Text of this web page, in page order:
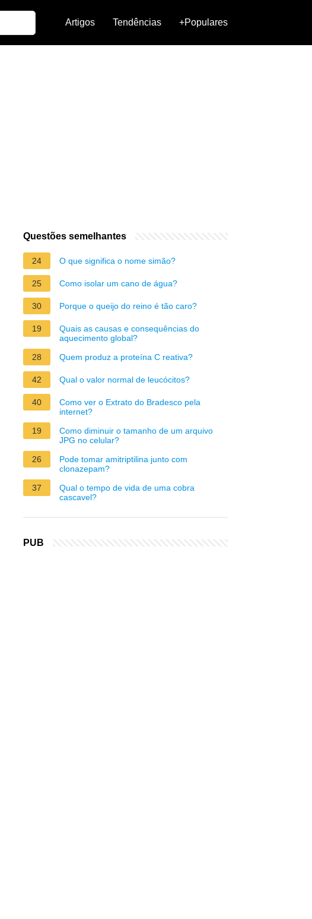
Artigos Tendências +Populares
Questões semelhantes
24 O que significa o nome simão?
25 Como isolar um cano de água?
30 Porque o queijo do reino é tão caro?
19
Quais as causas e consequências do
aquecimento global?
28
Quem produz a proteína C reativa?
42 Qual o valor normal de leucócitos?
40
Como ver o Extrato do Bradesco pela
internet?
19
Como diminuir o tamanho de um arquivo
JPG no celular?
26
Pode tomar amitriptilina junto com
clonazepam?
37
Qual o tempo de vida de uma cobra
cascavel?
PUB